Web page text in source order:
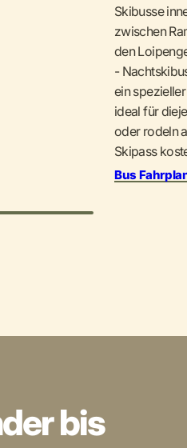
Skibusse
zwischen
den
-
ein
ideal für
oder rodeln
Skipass
Bus
bis